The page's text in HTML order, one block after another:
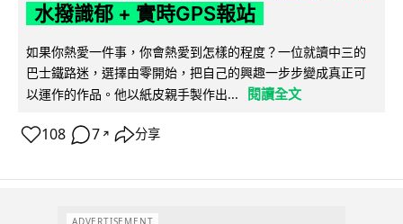
水撥識郁 + 實時GPS報站
如果你熱愛一件事，你會熱愛到怎樣的程度？一位就讀中三的
巴士鐵路迷，選擇由零開始，把自己的興趣一步步變成真正可
以運作的作品。他以紙皮親手製作出...
閱讀全文
108 7 ↗ 分享
ADVERTISEMENT